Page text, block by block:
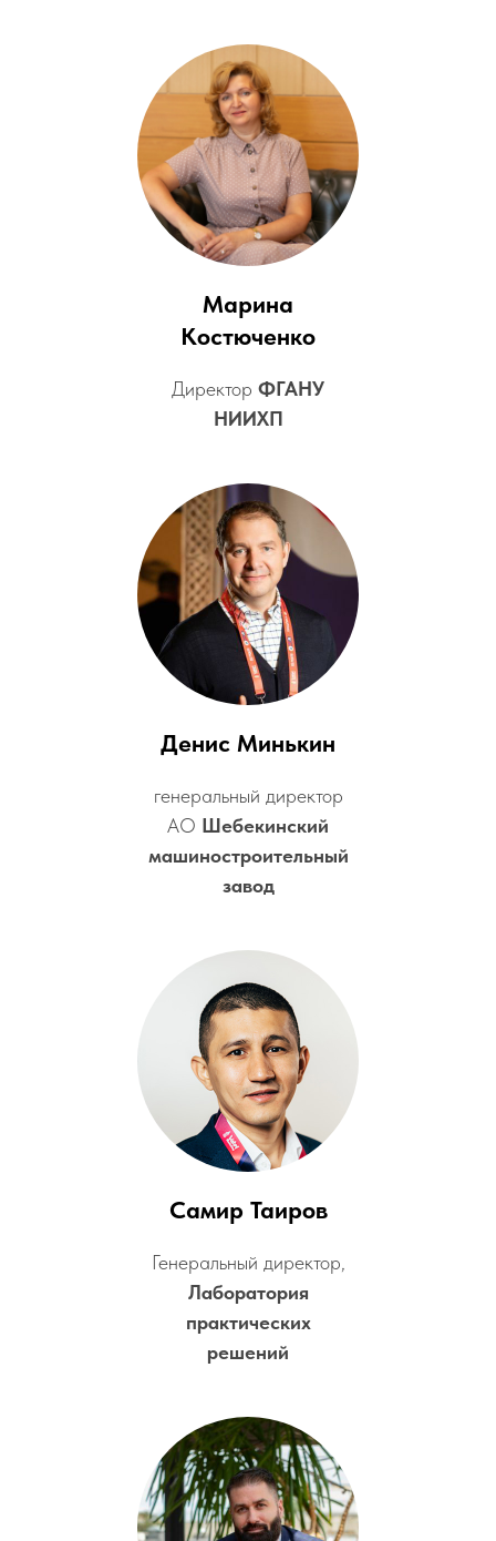
Марина
Костюченко
Директор ФГАНУ
НИИХП
Денис Минькин
генеральный директор
АО Шебекинский
машиностроительный
завод
Самир Таиров
Генеральный директор,
Лаборатория
практических
решений